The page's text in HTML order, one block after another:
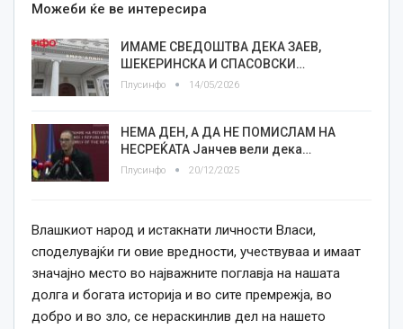
Можеби ќе ве интересира
ИМАМЕ СВЕДОШТВА ДЕКА ЗАЕВ,
ШЕКЕРИНСКА И СПАСОВСКИ…
Плусинфо 14/05/2026
НЕМА ДЕН, А ДА НЕ ПОМИСЛАМ НА
НЕСРЕЌАТА Јанчев вели дека…
Плусинфо 20/12/2025
Влашкиот народ и истакнати личности Власи,
споделувајќи ги овие вредности, учествуваа и имаат
значајно место во најважните поглавја на нашата
долга и богата историја и во сите премрежја, во
добро и во зло, се нераскинлив дел на нашето